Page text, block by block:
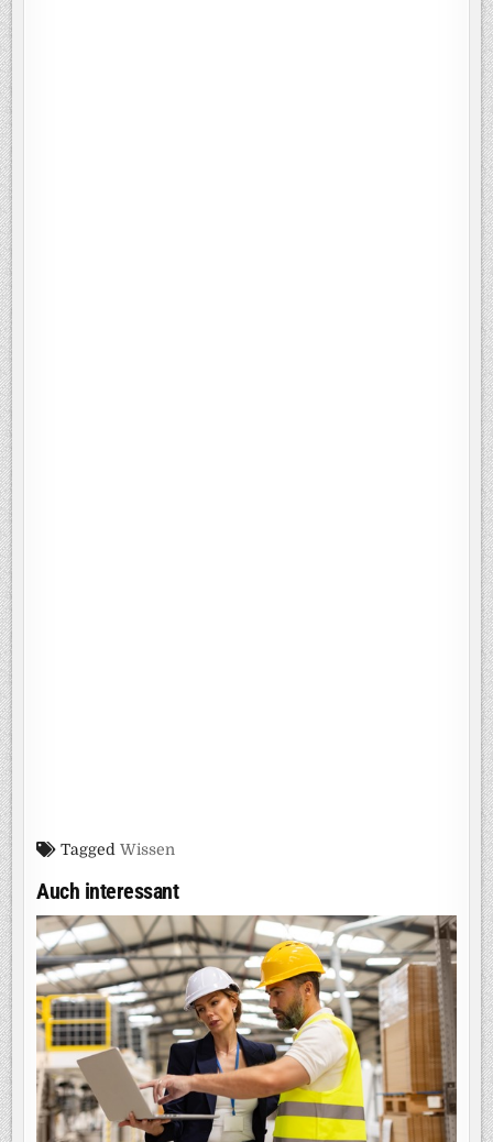
TaggedWissen
Auch interessant